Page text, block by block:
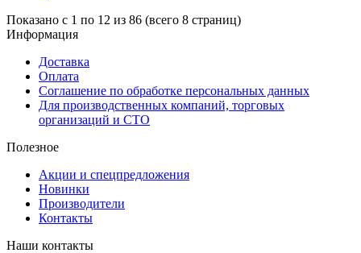
Показано с 1 по 12 из 86 (всего 8 страниц)
Информация
Доставка
Оплата
Соглашение по обработке персональных данных
Для производственных компаний, торговых
организаций и СТО
Полезное
Акции и спецпредложения
Новинки
Производители
Контакты
Наши контакты